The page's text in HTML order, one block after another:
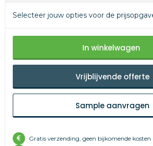
Selecteer jouw opties voor de
In winkelwagen
Vrijblijvende offerte
Sample aanvragen
Gratis verzending, geen bijkomende kosten